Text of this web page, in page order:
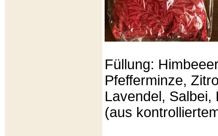
Füllung:
Pfefferminze,
Lavendel, Salbei,
(aus